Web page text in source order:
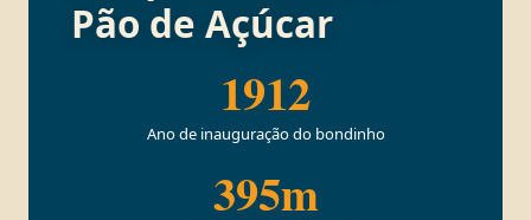
Pão de Açúcar
1912
Ano de inauguração do bondinho
395m